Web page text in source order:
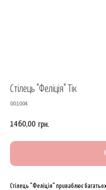
Стілець "Феліція" Тік
001004
1460,00 грн.
Стілець "Феліція" приваблює